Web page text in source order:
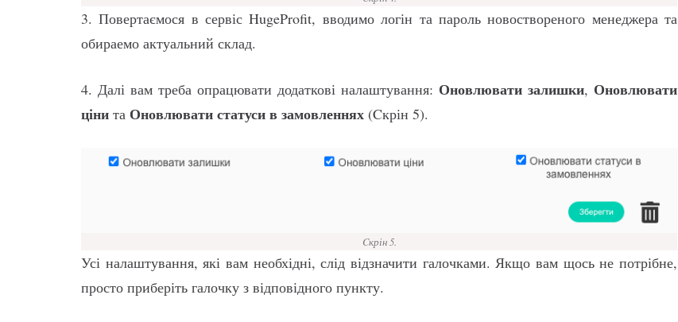
3. Повертаємося в сервіс HugeProfit, вводимо логін та пароль новоствореного менеджера та
обираемо актуальний склад.
4. Далі вам треба опрацювати додаткові налаштування: Оновлювати залишки, Оновлювати
ціни та Оновлювати статуси в замовленнях (Cкрін 5).
Cкрін 5.
Усі налаштування, які вам необхідні, слід відзначити галочками. Якщо вам щось не потрібне,
просто приберіть галочку з відповідного пункту.